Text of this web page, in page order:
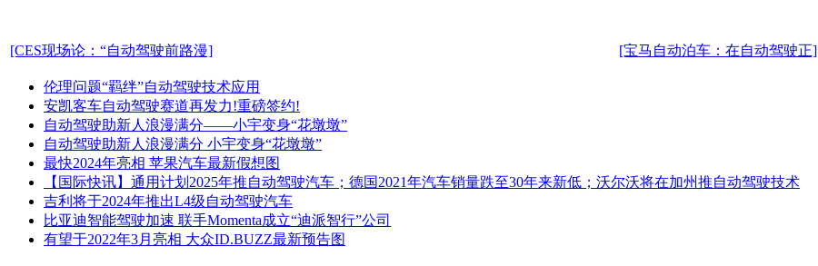
[CES现场论：“自动驾驶前路漫] [宝马自动泊车：在自动驾驶正]
伦理问题“羁绊”自动驾驶技术应用
安凯客车自动驾驶赛道再发力!重磅签约!
自动驾驶助新人浪漫满分——小宇变身“花墩墩”
自动驾驶助新人浪漫满分 小宇变身“花墩墩”
最快2024年亮相 苹果汽车最新假想图
【国际快讯】通用计划2025年推自动驾驶汽车；德国2021年汽车销量跌至30年来新低；沃尔沃将在加州推自动驾驶技术
吉利将于2024年推出L4级自动驾驶汽车
比亚迪智能驾驶加速 联手Momenta成立“迪派智行”公司
有望于2022年3月亮相 大众ID.BUZZ最新预告图